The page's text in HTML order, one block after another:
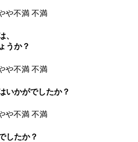
や不満 不満
、
うか？
や不満 不満
いかがでしたか？
や不満 不満
したか？